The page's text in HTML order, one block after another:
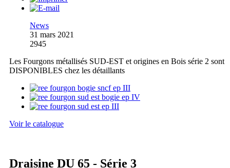
News
31 mars 2021
2945
Les Fourgons métallisés SUD-EST et origines en Bois série 2 sont
DISPONIBLES chez les détaillants
Voir le catalogue
Draisine DU 65 - Série 3